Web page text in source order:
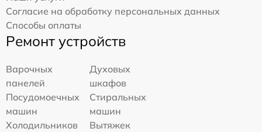
Согласие на обработку персональных данных
Способы оплаты
Ремонт устройств
Варочных
панелей
Духовых
шкафов
Посудомоечных
машин
Стиральных
машин
Холодильников
Вытяжек